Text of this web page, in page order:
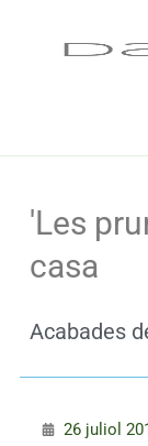
'Les
casa
Acabades
26 juliol